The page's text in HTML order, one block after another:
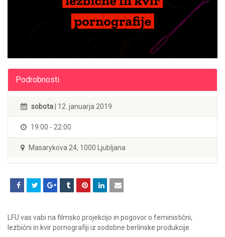
Podrobnosti
sobota| 12. januarja 2019
19:00 - 22:00
Masarykova 24, 1000 Ljubljana
LFU vas vabi na filmsko projekcijo in pogovor o feministični,
lezbični in kvir pornografiji iz sodobne berlinske produkcije.